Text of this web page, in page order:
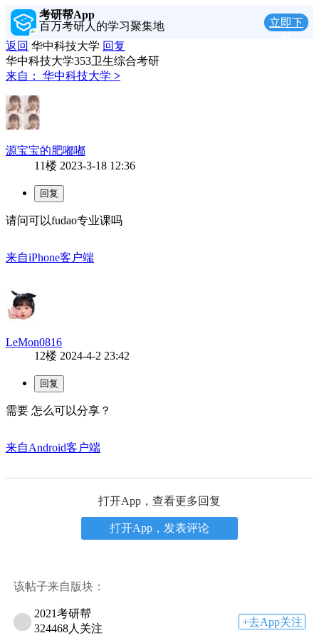
考研帮App
百万考研人的学习聚集地
立即下
返回 华中科技大学 回复
华中科技大学353卫生综合考研
来自：
华中科技大学 >
源宝宝的肥嘟嘟
11楼 2023-3-18 12:36
请问可以fudao专业课吗
来自iPhone客户端
LeMon0816
12楼 2024-4-2 23:42
需要 怎么可以分享？
来自Android客户端
打开App，查看更多回复
打开App，发表评论
该帖子来自版块：
2021考研帮
324468人关注
+去App关注